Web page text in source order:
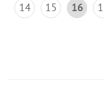
14
15 16